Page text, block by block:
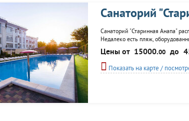
Cанаторий
Санаторий "Старинная Анапа"
Недалеко есть пляж,
Санаторий предлагает 88
телефон, удобная мебель и все,
Цены от 15000.00 до
Показать на карте /